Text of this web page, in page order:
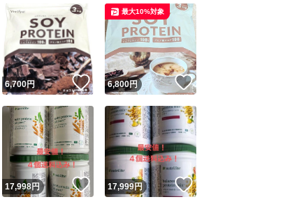
ユーザーの実績について
いね！
6,700円 いいね！
6,800円 いいね！
最大10%対象
ね！
17,998円 いいね！
17,999円 いいね！